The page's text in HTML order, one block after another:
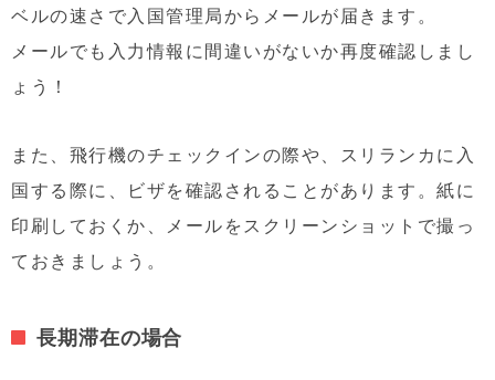
ベルの速さで入国管理局からメールが届きます。
メールでも入力情報に間違いがないか再度確認しまし
ょう！
また、飛行機のチェックインの際や、スリランカに入
国する際に、ビザを確認されることがあります。紙に
印刷しておくか、メールをスクリーンショットで撮っ
ておきましょう。
長期滞在の場合